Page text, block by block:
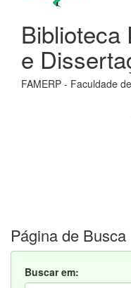
Biblioteca
e
FAMERP - Faculdade
Página de Busca
Buscar em: